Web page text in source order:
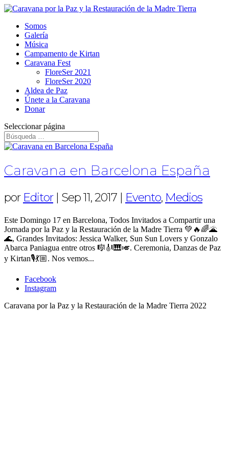
Somos
Galería
Música
Campamento de Kirtan
Caravana Fest
FloreSer 2021
FloreSer 2020
Aldea de Paz
Únete a la Caravana
Donar
Seleccionar página
Caravana en Barcelona España
por Editor| Sep 11, 2017 | Evento, Medios
Este Domingo 17 en Barcelona, Todos Invitados a Compartir una
Jornada por la Paz y la Restauración de la Madre Tierra 💚🔥🌈🌋
🌊, Grandes Invitados: Jessica Walker, Sun Sun Lovers y Gonzalo
Abarca Paniagua entre otros 🎼🎻🎹🎺. Ceremonia, Danzas de Paz
y Kirtan🎙💃🏼. Nos vemos...
Facebook
Instagram
Caravana por la Paz y la Restauración de la Madre Tierra 2022